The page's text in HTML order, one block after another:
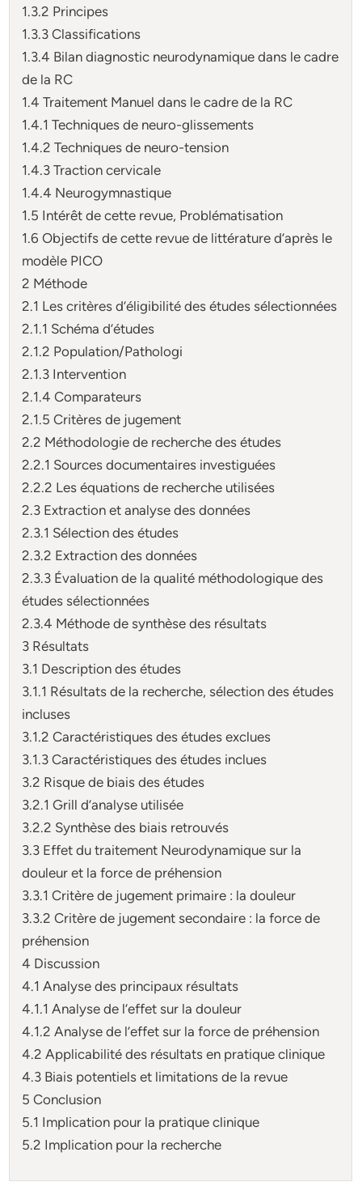
1.3.2 Principes
1.3.3 Classifications
1.3.4 Bilan diagnostic neurodynamique dans le cadre
de la RC
1.4 Traitement Manuel dans le cadre de la RC
1.4.1 Techniques de neuro-glissements
1.4.2 Techniques de neuro-tension
1.4.3 Traction cervicale
1.4.4 Neurogymnastique
1.5 Intérêt de cette revue, Problématisation
1.6 Objectifs de cette revue de littérature d’après le
modèle PICO
2 Méthode
2.1 Les critères d’éligibilité des études sélectionnées
2.1.1 Schéma d’études
2.1.2 Population/Pathologi
2.1.3 Intervention
2.1.4 Comparateurs
2.1.5 Critères de jugement
2.2 Méthodologie de recherche des études
2.2.1 Sources documentaires investiguées
2.2.2 Les équations de recherche utilisées
2.3 Extraction et analyse des données
2.3.1 Sélection des études
2.3.2 Extraction des données
2.3.3 Évaluation de la qualité méthodologique des
études sélectionnées
2.3.4 Méthode de synthèse des résultats
3 Résultats
3.1 Description des études
3.1.1 Résultats de la recherche, sélection des études
incluses
3.1.2 Caractéristiques des études exclues
3.1.3 Caractéristiques des études inclues
3.2 Risque de biais des études
3.2.1 Grill d’analyse utilisée
3.2.2 Synthèse des biais retrouvés
3.3 Effet du traitement Neurodynamique sur la
douleur et la force de préhension
3.3.1 Critère de jugement primaire : la douleur
3.3.2 Critère de jugement secondaire : la force de
préhension
4 Discussion
4.1 Analyse des principaux résultats
4.1.1 Analyse de l’effet sur la douleur
4.1.2 Analyse de l’effet sur la force de préhension
4.2 Applicabilité des résultats en pratique clinique
4.3 Biais potentiels et limitations de la revue
5 Conclusion
5.1 Implication pour la pratique clinique
5.2 Implication pour la recherche